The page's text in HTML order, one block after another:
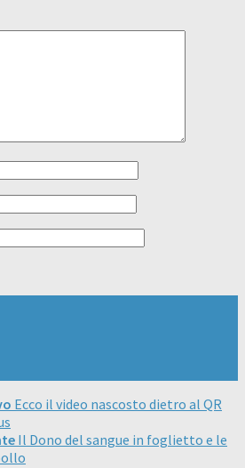
Ecco il video nascosto dietro al QR
Il Dono del sangue in foglietto e le